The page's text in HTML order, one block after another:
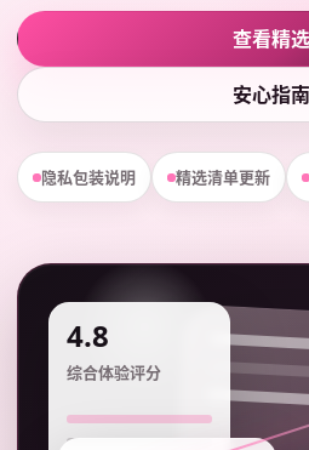
查看精选
安心指南
隐私包装说明 精选清单更新
4.8
综合体验评分